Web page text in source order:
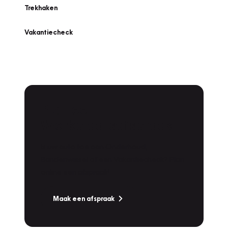
Trekhaken
Vakantiecheck
Maak een afspraak